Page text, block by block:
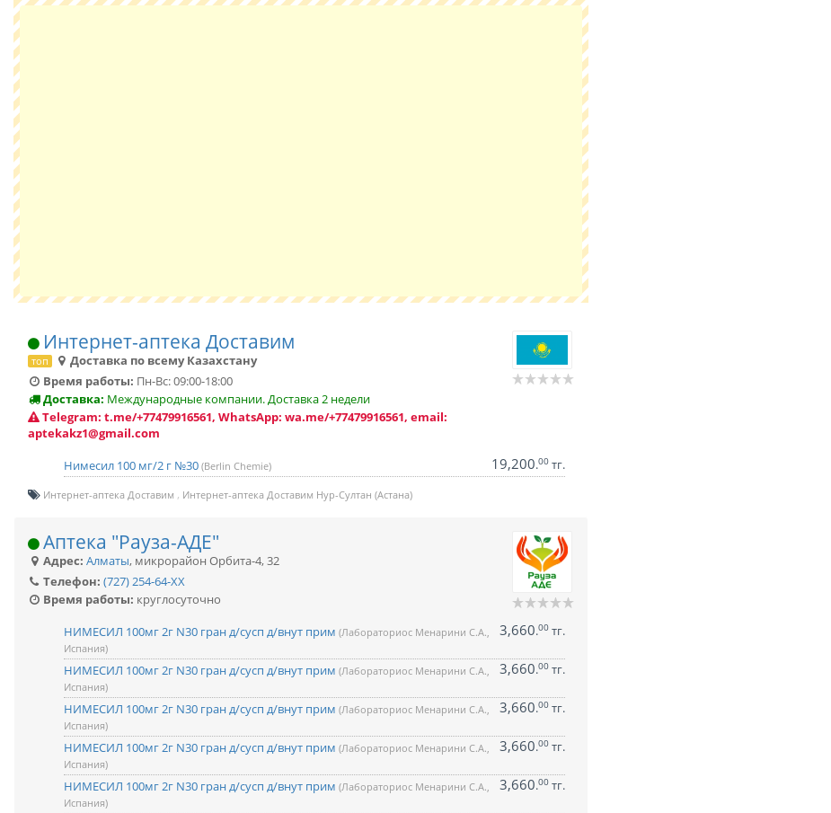
Интернет-аптека Доставим
топ
Доставка по всему Казахстану
Время работы: Пн-Вс: 09:00-18:00
Доставка: Международные компании. Доставка 2 недели
Telegram: t.me/+77479916561, WhatsApp: wa.me/+77479916561, email:
aptekakz1@gmail.com
Нимесил 100 мг/2 г №30 (Berlin Chemie) 19,200.00тг.
Интернет-аптека Доставим Интернет-аптека Доставим Нур-Султан (Астана)
Аптека "Рауза-АДЕ"
Адрес: Алматы, микрорайон Орбита-4, 32
Телефон: (727) 254-64-XX
Время работы: круглосуточно
НИМЕСИЛ 100мг 2г N30 гран д/сусп д/внут прим (Лабораториос Менарини С.А.,
Испания)
3,660.00тг.
НИМЕСИЛ 100мг 2г N30 гран д/сусп д/внут прим (Лабораториос Менарини С.А.,
Испания)
3,660.00тг.
НИМЕСИЛ 100мг 2г N30 гран д/сусп д/внут прим (Лабораториос Менарини С.А.,
Испания)
3,660.00тг.
НИМЕСИЛ 100мг 2г N30 гран д/сусп д/внут прим (Лабораториос Менарини С.А.,
Испания)
3,660.00тг.
НИМЕСИЛ 100мг 2г N30 гран д/сусп д/внут прим (Лабораториос Менарини С.А.,
Испания)
3,660.00тг.